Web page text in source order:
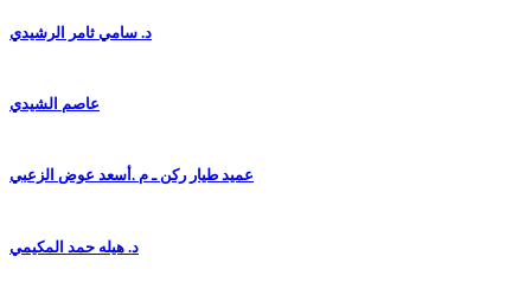
د. سامي ثامر الرشيدي
عاصم الشيدي
عميد طيار ركن ـ م .أسعد عوض الزعبي
د. هيله حمد المكيمي